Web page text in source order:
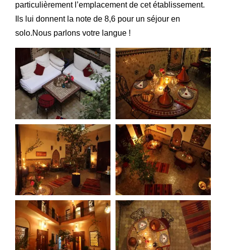
particulièrement l’emplacement de cet établissement.
Ils lui donnent la note de 8,6 pour un séjour en
solo.Nous parlons votre langue !